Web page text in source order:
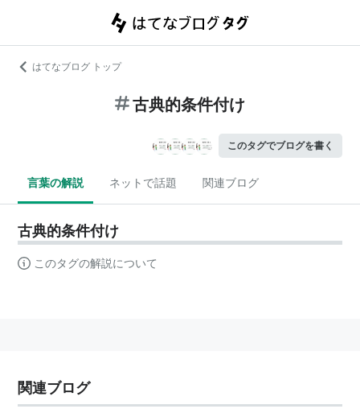
はてなブログ トップ
古典的条件付け
このタグでブログを書く
言葉の解説 ネットで話題 関連ブログ
古典的条件付け
このタグの解説について
関連ブログ